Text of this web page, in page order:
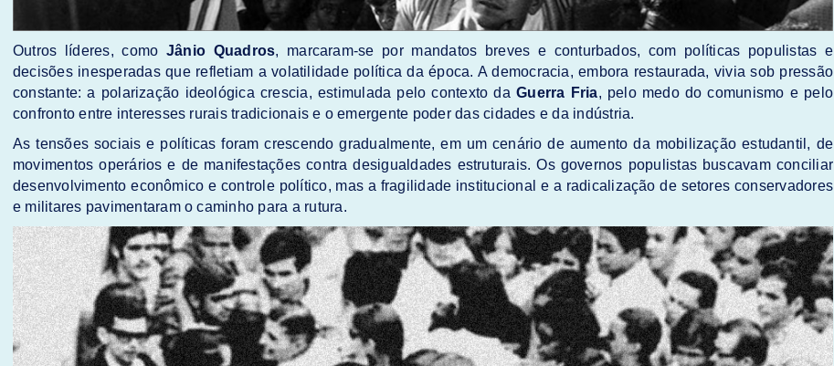
Outros líderes, como Jânio Quadros, marcaram-se por mandatos breves e conturbados, com políticas populistas e
decisões inesperadas que refletiam a volatilidade política da época. A democracia, embora restaurada, vivia sob pressão
constante: a polarização ideológica crescia, estimulada pelo contexto daGuerra Fria, pelo medo do comunismo e pelo
confronto entre interesses rurais tradicionais e o emergente poder das cidades e da indústria.
As tensões sociais e políticas foram crescendo gradualmente, em um cenário de aumento da mobilização estudantil, de
movimentos operários e de manifestações contra desigualdades estruturais. Os governos populistas buscavam conciliar
desenvolvimento econômico e controle político, mas a fragilidade institucional e a radicalização de setores conservadores
e militares pavimentaram o caminho para a rutura.